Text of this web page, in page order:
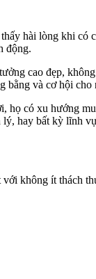
hài lòng khi có
động.
cao đẹp,
bằng và cơ hội cho
họ có xu hướng
hay bất kỳ lĩnh
không ít thách